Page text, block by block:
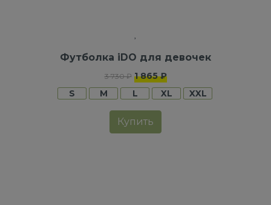
Футболка iDO для девочек
3 730 ₽ 1 865 ₽
S
M L XL XXL
Купить